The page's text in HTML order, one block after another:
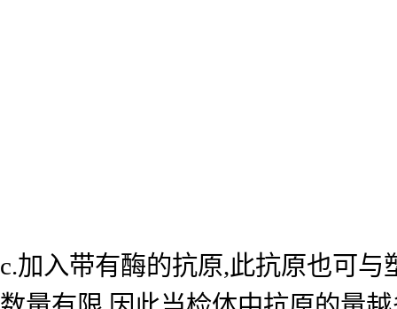
c.加入带有酶的抗原,此抗原也可